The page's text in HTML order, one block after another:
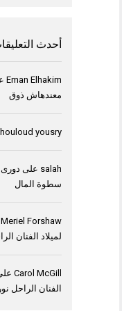
أحدث
Eman Elhakim
معندهاش ذوق
yousry
salah على دورى
سطوة المال
Meriel Forshaw
لميلاد الفنان
Carol McGill
الفنان الراحل